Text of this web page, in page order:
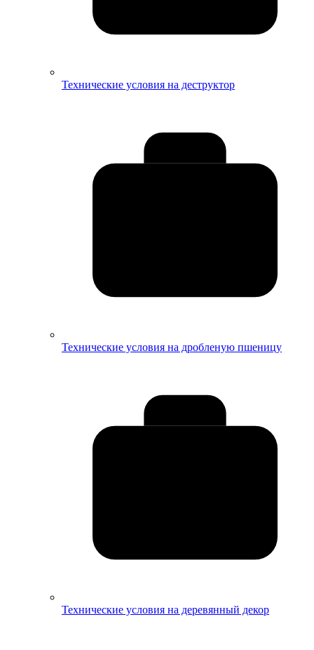
Технические условия на деструктор
Технические условия на дробленую пшеницу
Технические условия на деревянный декор